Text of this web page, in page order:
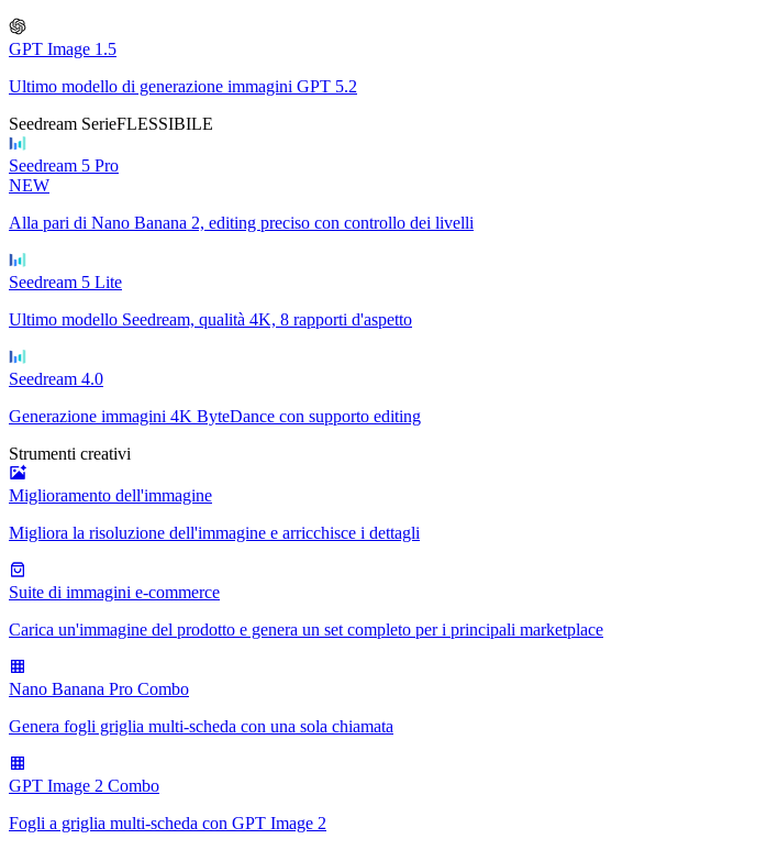
GPT Image 1.5
Ultimo modello di generazione immagini GPT 5.2
Seedream SerieFLESSIBILE
Seedream 5 Pro
NEW
Alla pari di Nano Banana 2, editing preciso con controllo dei livelli
Seedream 5 Lite
Ultimo modello Seedream, qualità 4K, 8 rapporti d'aspetto
Seedream 4.0
Generazione immagini 4K ByteDance con supporto editing
Strumenti creativi
Miglioramento dell'immagine
Migliora la risoluzione dell'immagine e arricchisce i dettagli
Suite di immagini e-commerce
Carica un'immagine del prodotto e genera un set completo per i principali marketplace
Nano Banana Pro Combo
Genera fogli griglia multi-scheda con una sola chiamata
GPT Image 2 Combo
Fogli a griglia multi-scheda con GPT Image 2